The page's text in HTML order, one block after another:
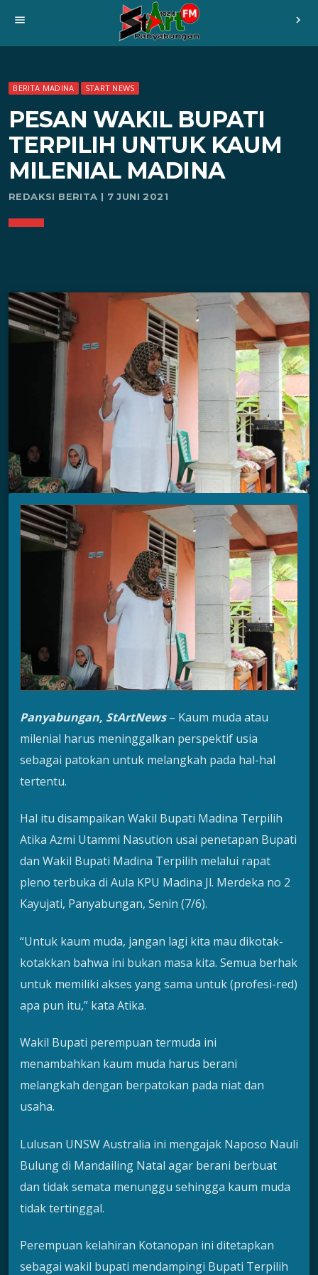
menu chevron_right
BERITA MADINA START NEWS
PESAN WAKIL BUPATI
TERPILIH UNTUK KAUM
MILENIAL MADINA
REDAKSI BERITA | 7 JUNI 2021
Panyabungan, StArtNews– Kaum muda atau
milenial harus meninggalkan perspektif usia
sebagai patokan untuk melangkah pada hal-hal
tertentu.
Hal itu disampaikan Wakil Bupati Madina Terpilih
Atika Azmi Utammi Nasution usai penetapan Bupati
dan Wakil Bupati Madina Terpilih melalui rapat
pleno terbuka di Aula KPU Madina Jl. Merdeka no 2
Kayujati, Panyabungan, Senin (7/6).
“Untuk kaum muda, jangan lagi kita mau dikotak-
kotakkan bahwa ini bukan masa kita. Semua berhak
untuk memiliki akses yang sama untuk (profesi-red)
apa pun itu,” kata Atika.
Wakil Bupati perempuan termuda ini
menambahkan kaum muda harus berani
melangkah dengan berpatokan pada niat dan
usaha.
Lulusan UNSW Australia ini mengajak Naposo Nauli
Bulung di Mandailing Natal agar berani berbuat
dan tidak semata menunggu sehingga kaum muda
tidak tertinggal.
Perempuan kelahiran Kotanopan ini ditetapkan
sebagai wakil bupati mendampingi Bupati Terpilih